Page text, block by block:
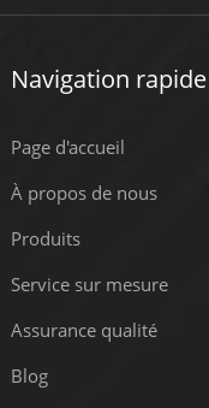
Navigation rapide
Page d'accueil
À propos de nous
Produits
Service sur mesure
Assurance qualité
Blog